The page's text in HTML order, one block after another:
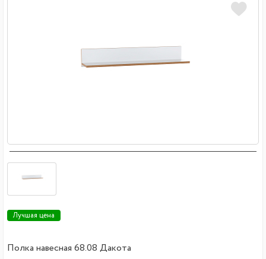
Лучшая цена
Полка навесная 68.08 Дакота